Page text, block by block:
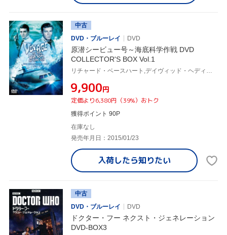
中古
DVD・ブルーレイ
DVD
原潜シービュー号～海底科学作戦 DVD
COLLECTOR'S BOX Vol.1
リチャード・ベースハート,デイヴィッド・ヘディソン,ボブ・ドーデル,ジェリー・ゴールドスミス(音楽)
¥9,900円
定価より6,380円（39%）おトク
獲得ポイント 90P
在庫なし
発売年月日：2015/01/23
入荷したら知りたい
中古
DVD・ブルーレイ
DVD
ドクター・フー ネクスト・ジェネレーション
DVD-BOX3